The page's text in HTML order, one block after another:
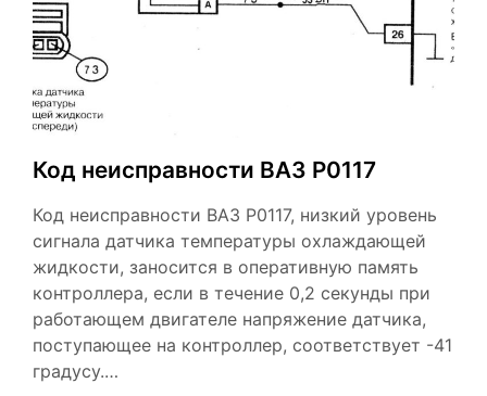
Код неисправности ВАЗ Р0117
Код неисправности ВАЗ Р0117, низкий уровень
сигнала датчика температуры охлаждающей
жидкости, заносится в оперативную память
контроллера, если в течение 0,2 секунды при
работающем двигателе напряжение датчика,
поступающее на контроллер, соответствует -41
градусу.…